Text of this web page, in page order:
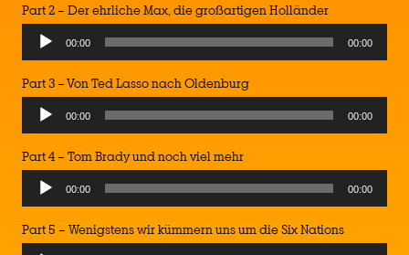
Part 2 – Der ehrliche Max, die großartigen Holländer
00:00 00:00
Part 3 – Von Ted Lasso nach Oldenburg
00:00 00:00
Part 4 – Tom Brady und noch viel mehr
00:00 00:00
Part 5 – Wenigstens wir kümmern uns um die Six Nations